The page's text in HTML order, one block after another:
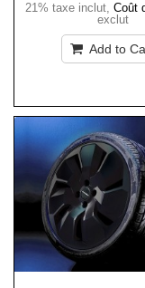
21% taxe inclut, Coût
exclut
Add to